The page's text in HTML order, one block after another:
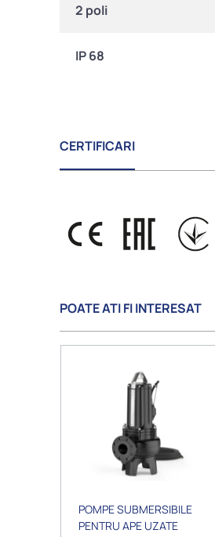
2 poli
IP 68
CERTIFICARI
POATE ATI FI INTERESAT
POMPE SUBMERSIBILE
PENTRU APE UZATE